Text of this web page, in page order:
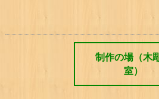
制作の場（木
室）